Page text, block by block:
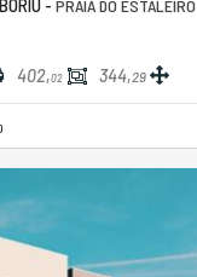
- PRAIA DO ESTALEIRO
402,02 344,29